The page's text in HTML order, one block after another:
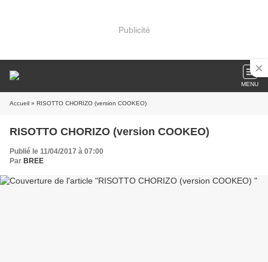
Publicité
MENU
Accueil » RISOTTO CHORIZO (version COOKEO)
RISOTTO CHORIZO (version COOKEO)
Publié le 11/04/2017 à 07:00
Par BREE